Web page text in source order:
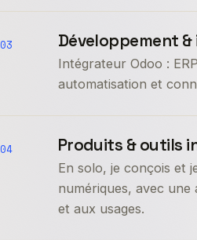
03 Développement
Intégrateur Odoo :
automatisation et
04 Produits & outils
En solo, je conçois et
numériques, avec
et aux usages.